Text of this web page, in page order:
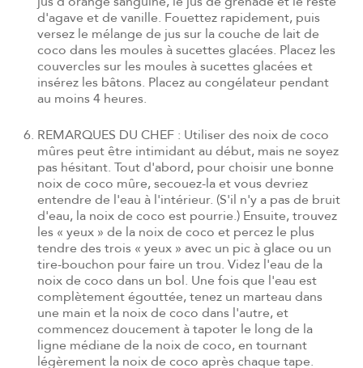
d'agave et de vanille. Fouettez rapidement, puis
versez le mélange de jus sur la couche de lait de
coco dans les moules à sucettes glacées. Placez les
couvercles sur les moules à sucettes glacées et
insérez les bâtons. Placez au congélateur pendant
au moins 4 heures.
REMARQUES DU CHEF : Utiliser des noix de coco
mûres peut être intimidant au début, mais ne soyez
pas hésitant. Tout d'abord, pour choisir une bonne
noix de coco mûre, secouez-la et vous devriez
entendre de l'eau à l'intérieur. (S'il n'y a pas de bruit
d'eau, la noix de coco est pourrie.) Ensuite, trouvez
les « yeux » de la noix de coco et percez le plus
tendre des trois « yeux » avec un pic à glace ou un
tire-bouchon pour faire un trou. Videz l'eau de la
noix de coco dans un bol. Une fois que l'eau est
complètement égouttée, tenez un marteau dans
une main et la noix de coco dans l'autre, et
commencez doucement à tapoter le long de la
ligne médiane de la noix de coco, en tournant
légèrement la noix de coco après chaque tape.